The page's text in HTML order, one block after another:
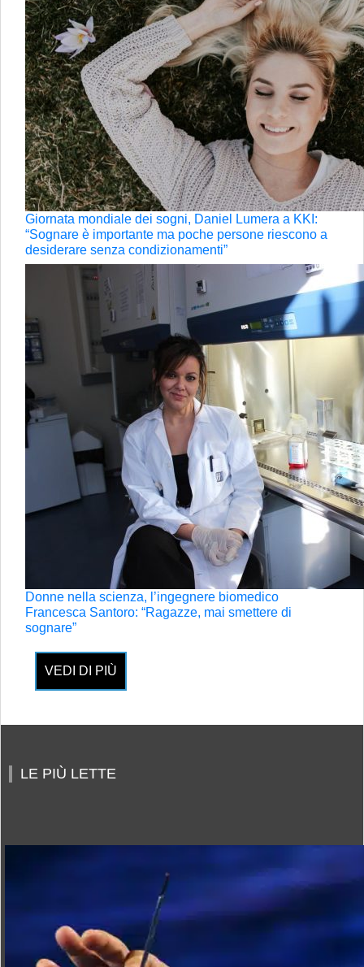
Giornata mondiale dei sogni, Daniel Lumera a KKI:
“Sognare è importante ma poche persone riescono a
desiderare senza condizionamenti”
Donne nella scienza, l’ingegnere biomedico
Francesca Santoro: “Ragazze, mai smettere di
sognare”
VEDI DI PIÙ
LE PIÙ LETTE